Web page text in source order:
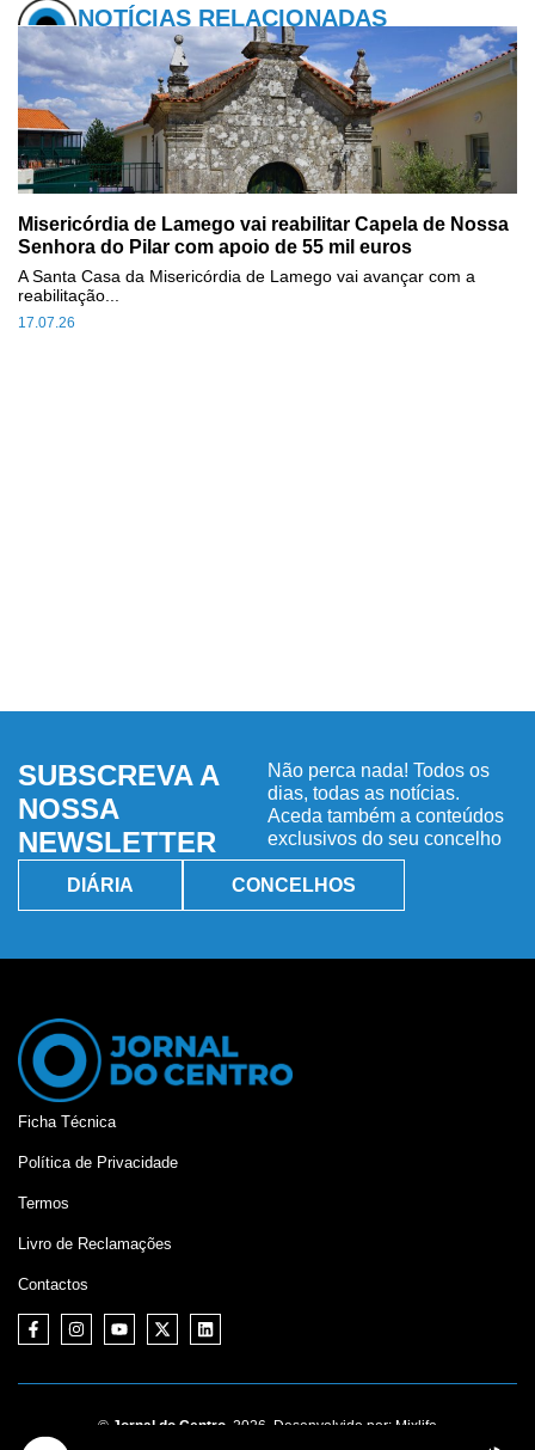
NOTÍCIAS RELACIONADAS
Misericórdia de Lamego vai reabilitar Capela de Nossa
Senhora do Pilar com apoio de 55 mil euros
17.07.26
A Santa Casa da Misericórdia de Lamego vai avançar com a
reabilitação...
SUBSCREVA A
NOSSA
NEWSLETTER
Não perca nada! Todos os
dias, todas as notícias.
Aceda também a conteúdos
exclusivos do seu concelho
DIÁRIA CONCELHOS
Ficha Técnica
Política de Privacidade
Termos
Livro de Reclamações
Contactos
© Jornal do Centro, 2026. Desenvolvido por: Mixlife